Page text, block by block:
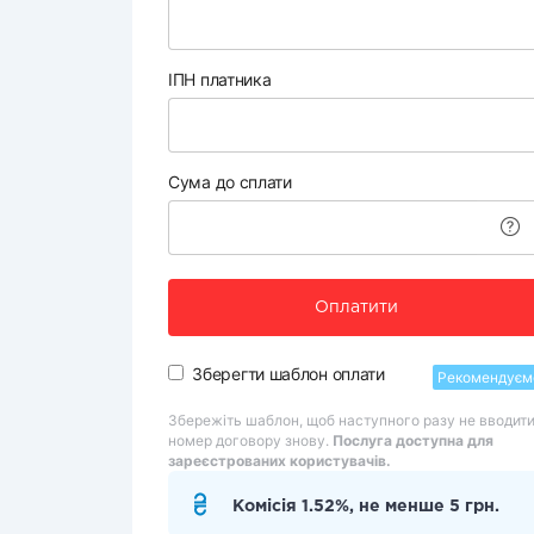
ІПН платника
Сума до сплати
Оплатити
Зберегти шаблон оплати
Збережіть шаблон, щоб наступного разу не вводити
номер договору знову. Послуга доступна для
зареєстрованих користувачів.
Комісія 1.52%, не менше 5 грн.